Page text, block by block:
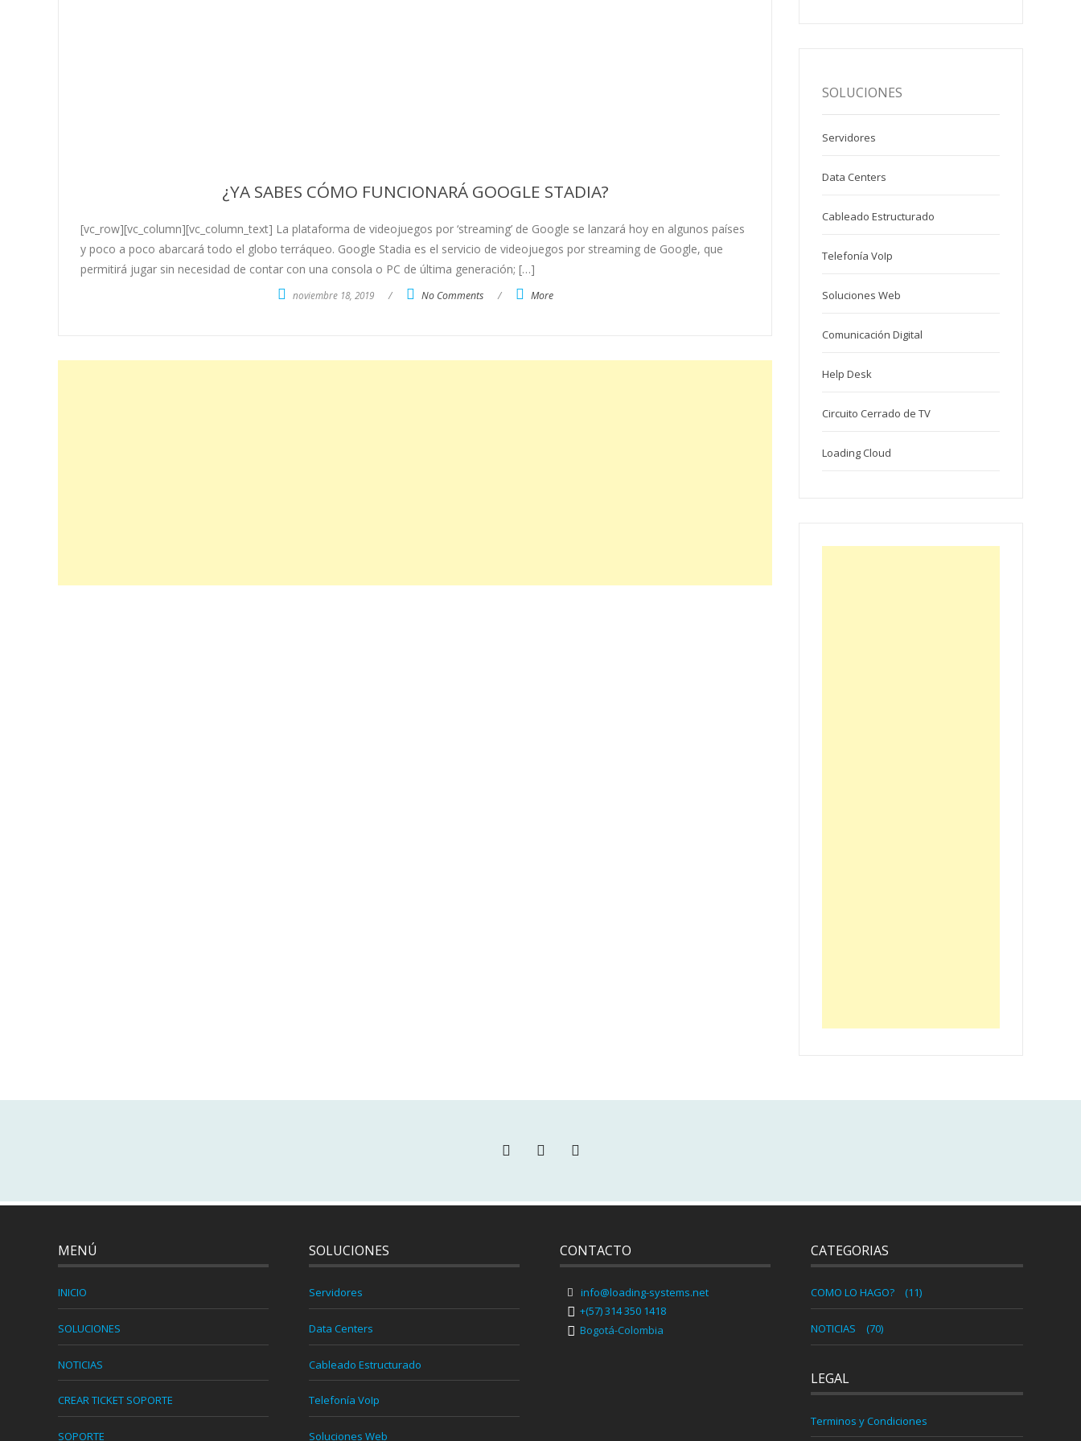
¿YA SABES CÓMO FUNCIONARÁ GOOGLE STADIA?
[vc_row][vc_column][vc_column_text] La plataforma de videojuegos por ‘streaming’ de Google se lanzará hoy en algunos países
y poco a poco abarcará todo el globo terráqueo. Google Stadia es el servicio de videojuegos por streaming de Google, que
permitirá jugar sin necesidad de contar con una consola o PC de última generación; […]
noviembre 18, 2019 / No Comments / More
SOLUCIONES
Servidores
Data Centers
Cableado Estructurado
Telefonía VoIp
Soluciones Web
Comunicación Digital
Help Desk
Circuito Cerrado de TV
Loading Cloud
MENÚ
INICIO
SOLUCIONES
NOTICIAS
CREAR TICKET SOPORTE
SOPORTE
SOLUCIONES
Servidores
Data Centers
Cableado Estructurado
Telefonía VoIp
Soluciones Web
CONTACTO
info@loading-systems.net
+(57) 314 350 1418
Bogotá-Colombia
CATEGORIAS
COMO LO HAGO? (11)
NOTICIAS (70)
LEGAL
Terminos y Condiciones